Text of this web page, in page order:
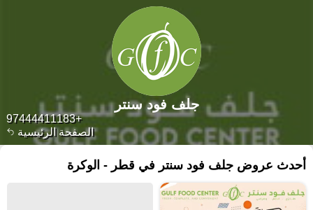
الصفحة الرئيسية
+97444411183
جلف فود سنتر
أحدث عروض جلف فود سنتر في قطر - الوكرة